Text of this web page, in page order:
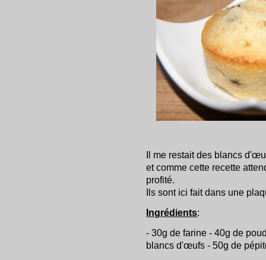
Il me restait des blancs
et comme cette recette
profité.
Ils sont ici fait dans une
Ingrédients:
- 30g de farine - 40g de
blancs d'œufs - 50g de